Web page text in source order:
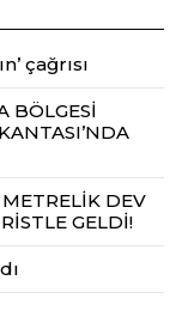
çağrısı
BÖLGESİ
DEV
GELDİ!